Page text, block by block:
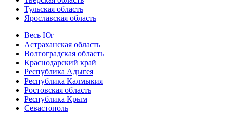
Тульская область
Ярославская область
Весь Юг
Астраханская область
Волгоградская область
Краснодарский край
Республика Адыгея
Республика Калмыкия
Ростовская область
Республика Крым
Севастополь